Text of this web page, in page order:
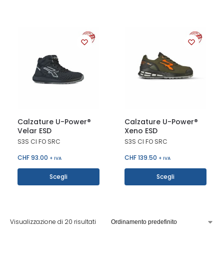
Calzature U-Power®
Velar ESD
S3S CI FO SRC
CHF93.00 + IVA
Scegli
Calzature U-Power®
Xeno ESD
S3S CI FO SRC
CHF139.50 + IVA
Scegli
Visualizzazione di 20 risultati